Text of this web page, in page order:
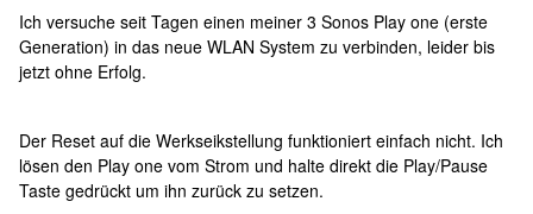
Ich versuche seit Tagen einen meiner 3 Sonos Play one (erste
Generation) in das neue WLAN System zu verbinden, leider bis
jetzt ohne Erfolg.
Der Reset auf die Werkseikstellung funktioniert einfach nicht. Ich
lösen den Play one vom Strom und halte direkt die Play/Pause
Taste gedrückt um ihn zurück zu setzen.